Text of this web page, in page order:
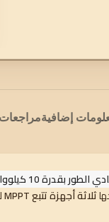
إضافيةمراجعات
10 كيلووات
ثلاثة أجهزة تتبع MPPT